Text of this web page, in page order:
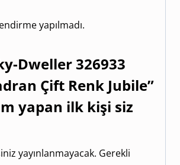
yapılmadı.
Dweller 326933
Çift Renk Jubile”
yapan ilk kişi siz
yayınlanmayacak. Gerekli